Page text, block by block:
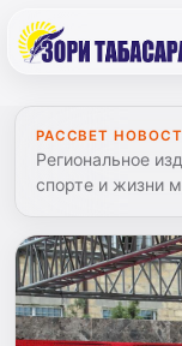
РАССВЕТ
Региональное
спорте и жизни